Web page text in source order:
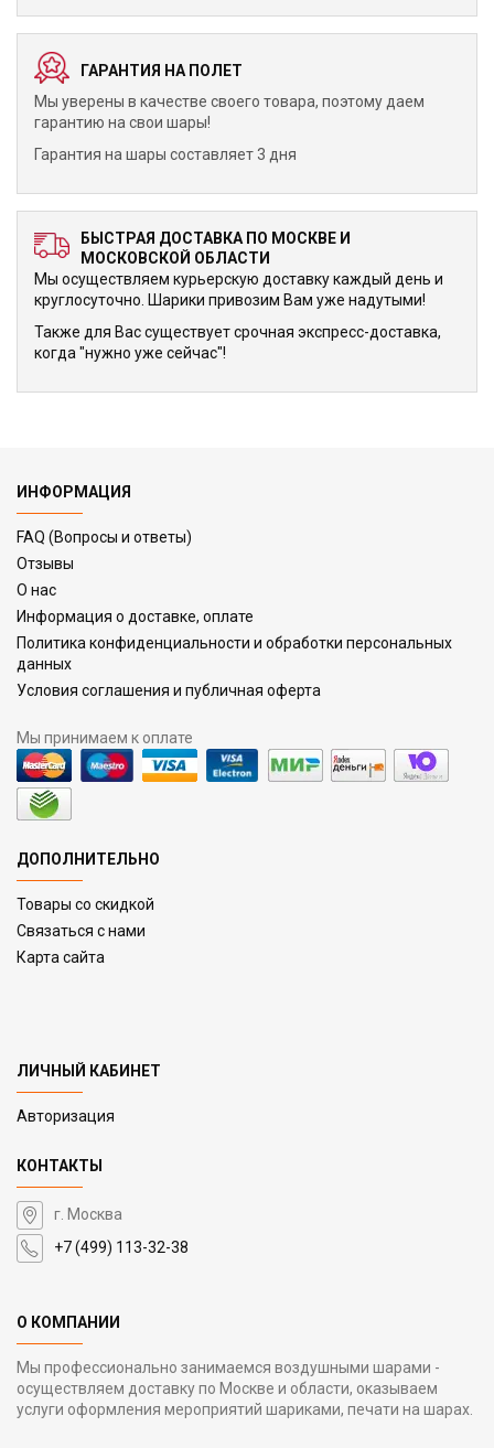
ГАРАНТИЯ НА ПОЛЕТ
Мы уверены в качестве своего товара, поэтому даем
гарантию на свои шары!
Гарантия на шары составляет 3 дня
БЫСТРАЯ ДОСТАВКА ПО МОСКВЕ И
МОСКОВСКОЙ ОБЛАСТИ
Мы осуществляем курьерскую доставку каждый день и
круглосуточно. Шарики привозим Вам уже надутыми!
Также для Вас существует срочная экспресс-доставка,
когда "нужно уже сейчас"!
ИНФОРМАЦИЯ
FAQ (Вопросы и ответы)
Отзывы
О нас
Информация о доставке, оплате
Политика конфиденциальности и обработки персональных
данных
Условия соглашения и публичная оферта
Мы принимаем к оплате
ДОПОЛНИТЕЛЬНО
Товары со скидкой
Связаться с нами
Карта сайта
ЛИЧНЫЙ КАБИНЕТ
Авторизация
КОНТАКТЫ
г. Москва
+7 (499) 113-32-38
О КОМПАНИИ
Мы профессионально занимаемся воздушными шарами -
осуществляем доставку по Москве и области, оказываем
услуги оформления мероприятий шариками, печати на шарах.